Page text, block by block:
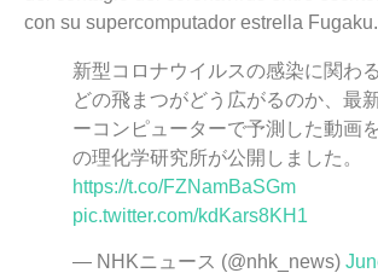
con su supercomputador estrella Fugaku.
新型コロナウイルスの感染に関わ
どの飛まつがどう広がるのか、最
ーコンピューターで予測した動画
の理化学研究所が公開しました。
https://t.co/FZNamBaSGm
pic.twitter.com/kdKars8KH1
— NHKニュース (@nhk_news)